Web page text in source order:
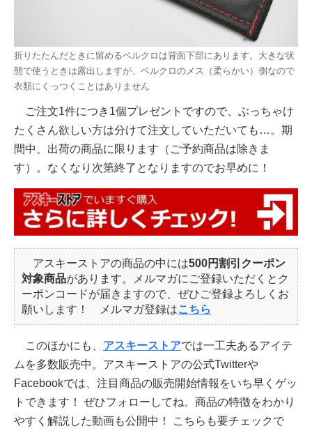
折りたたんだときに留めるベルクロは背面下部にあります。大きな状
態で使うときは露出しますが、ベルクロのメス（柔らかい）側なので
衣類にくっつくことはありません
ご注文1件につき1個プレゼントですので、ぶっちゃけ
たくさん欲しい方は分けて注文していただいても…。期
間中、出荷の商品に限ります（ご予約商品は除きま
す）。なくなり次第終了となりますのでお早めに！
アスキーストアの商品の中には500円割引クーポン
対象商品があります。メルマガにご登録いただくとク
ーポンコードが届きますので、ぜひご登録よろしくお
願いします！ メルマガ登録はこちら
このほかにも、 アスキーストアでは一工夫あるアイテ
ムを多数販売中。アスキーストアの公式Twitterや
Facebookでは、注目商品の販売開始情報をいち早くゲッ
トできます！ ぜひフォローしてね。商品の特徴をわかり
やすく解説した動画も公開中！ こちらも要チェックで